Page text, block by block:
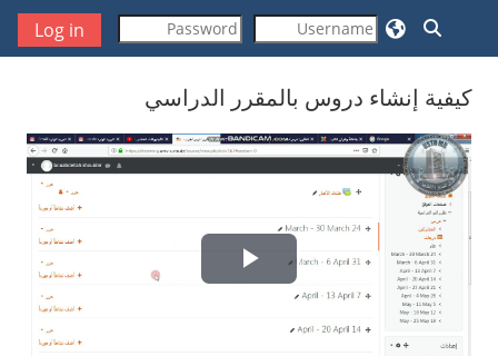
تخطى إلى المحتوى الرئيسي
تبديل إدخال البحث
Log in
كيفية إنشاء دروس بالمقرر الدراسي
متطلبات الإكمال
تشغيل